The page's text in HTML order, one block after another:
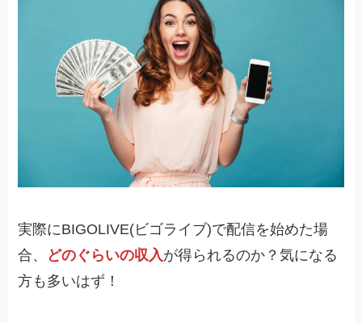
実際にBIGOLIVE(ビゴライブ)で配信を始めた場
合、
どのぐらいの収入が得られるのか？気になる
方も多いはず！